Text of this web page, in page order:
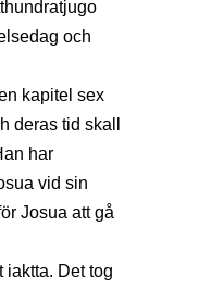
och
kapitel sex
deras tid skall
har
vid sin
Josua att gå
iaktta. Det tog